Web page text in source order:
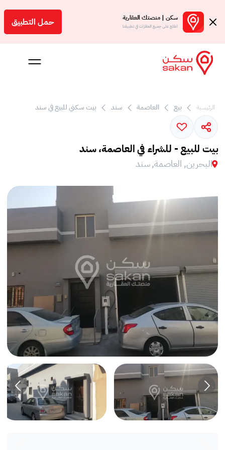
سكن | منصتك العقارية
اطلع على جميع العقارات في تطبيقنا حمل التطبيق
الرئيسية بيع العاصمة سند بيت سكني للبيع في سند
بيت للبيع - للشراء في العاصمة، سند
البحرين, العاصمة, سند